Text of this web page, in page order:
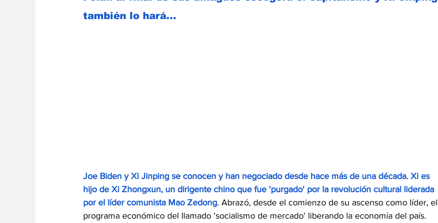
también lo hará...
Joe Biden y Xi Jinping se conocen y han negociado desde hace más de una década. Xi es
hijo de Xi Zhongxun, un dirigente chino que fue 'purgado' por la revolución cultural liderada
por el líder comunista Mao Zedong. Abrazó, desde el comienzo de su ascenso como líder,
programa económico del llamado 'socialismo de mercado' liberando la economía del país.